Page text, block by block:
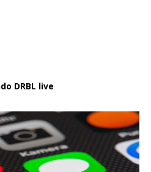
DRBL live